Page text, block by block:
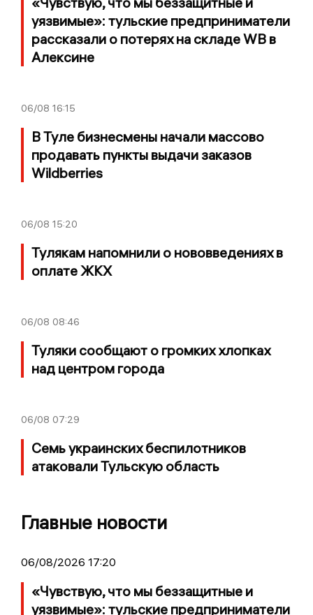
уязвимые»: тульские предприниматели
рассказали о потерях на складе WB в
Алексине
06/08 16:15
В Туле бизнесмены начали массово
продавать пункты выдачи заказов
Wildberries
06/08 15:20
Тулякам напомнили о нововведениях в
оплате ЖКХ
06/08 08:46
Туляки сообщают о громких хлопках
над центром города
06/08 07:29
Семь украинских беспилотников
атаковали Тульскую область
Главные новости
06/08/2026 17:20
«Чувствую, что мы беззащитные и
уязвимые»: тульские предприниматели